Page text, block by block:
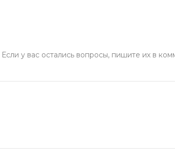
Если у вас остались вопросы, пишите их в